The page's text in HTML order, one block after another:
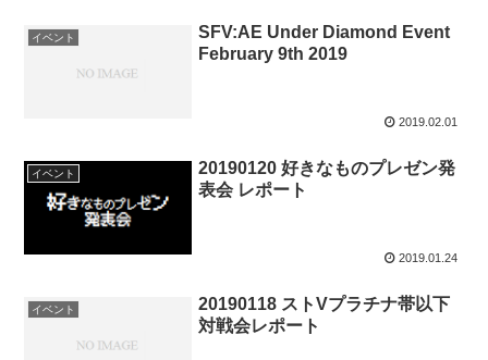
イベント
SFV:AE Under Diamond Event
February 9th 2019
2019.02.01
イベント
20190120 好きなものプレゼン発
表会 レポート
2019.01.24
イベント
20190118 ストVプラチナ帯以下
対戦会レポート